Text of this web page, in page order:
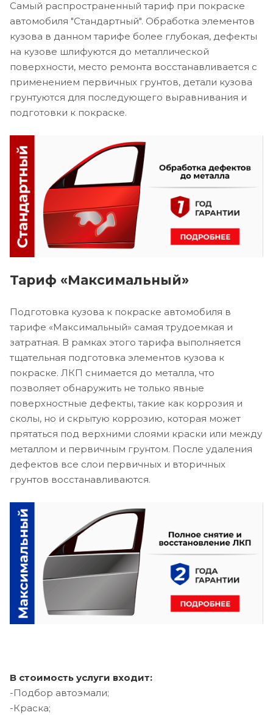
Самый распространенный тариф при покраске
автомобиля "Стандартный". Обработка элементов
кузова в данном тарифе более глубокая, дефекты
на кузове шлифуются до металлической
поверхности, место ремонта восстанавливается с
применением первичных грунтов, детали кузова
грунтуются для последующего выравнивания и
подготовки к покраске.
Тариф «Максимальный»
Подготовка кузова к покраске автомобиля в
тарифе «Максимальный» самая трудоемкая и
затратная. В рамках этого тарифа выполняется
тщательная подготовка элементов кузова к
покраске. ЛКП снимается до металла, что
позволяет обнаружить не только явные
поверхностные дефекты, такие как коррозия и
сколы, но и скрытую коррозию, которая может
прятаться под верхними слоями краски или между
металлом и первичным грунтом. После удаления
дефектов все слои первичных и вторичных
грунтов восстанавливаются.
В стоимость услуги входит:
-Подбор автоэмали;
-Краска;